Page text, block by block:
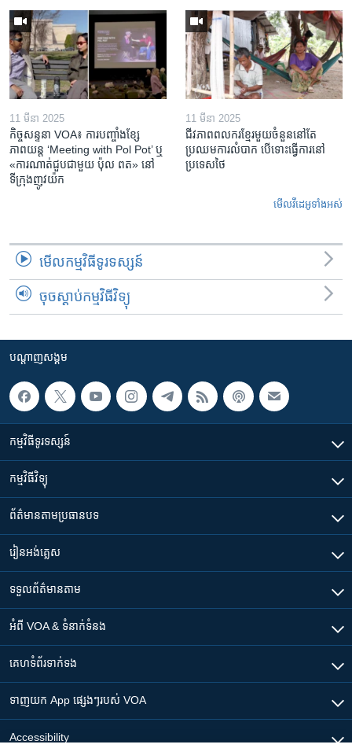
11 មីនា 2025
កិច្ចសន្ទនា VOA៖ ការ​បញ្ចាំង​ខ្សែ
ភាពយន្ត ‘Meeting with Pol Pot’ ឬ
«ការណាត់ជួប​ជាមួយ​ ប៉ុល ពត» នៅ
ទីក្រុងញូវយ៉ក​
11 មីនា 2025
ជីវភាពពលករខ្មែរមួយចំនួននៅតែ
ប្រឈមការលំបាក បើទោះធ្វើការនៅ
ប្រទេសថៃ
មើល​វីដេអូ​ទាំង​អស់
មើល​កម្មវិធី​ទូរទស្សន៍
ចុចស្តាប់កម្មវិធីវិទ្យុ
បណ្តាញ​សង្គម
កម្មវិធី​ទូរទស្សន៍
កម្មវិធី​វិទ្យុ
ព័ត៌មាន​តាមប្រធានបទ​
រៀន​​អង់គ្លេស
ទទួល​ព័ត៌មាន​តាម
អំពី​ VOA & ទំនាក់ទំនង
គេហទំព័រ​​ទាក់ទង
ទាញយក​ App ផ្សេងៗ​របស់​ VOA
Accessibility